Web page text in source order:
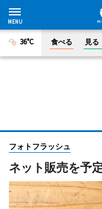
36°C 食べる 見る
フォトフラッシュ
ネット販売を予